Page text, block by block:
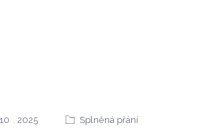
10 2025 Splněná přání